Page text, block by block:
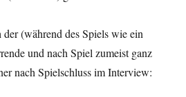
(während des Spiels wie ein
und nach Spiel zumeist ganz
nach Spielschluss im Interview: